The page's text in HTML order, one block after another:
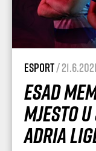
esport/
Esad
mjesto u
Adria